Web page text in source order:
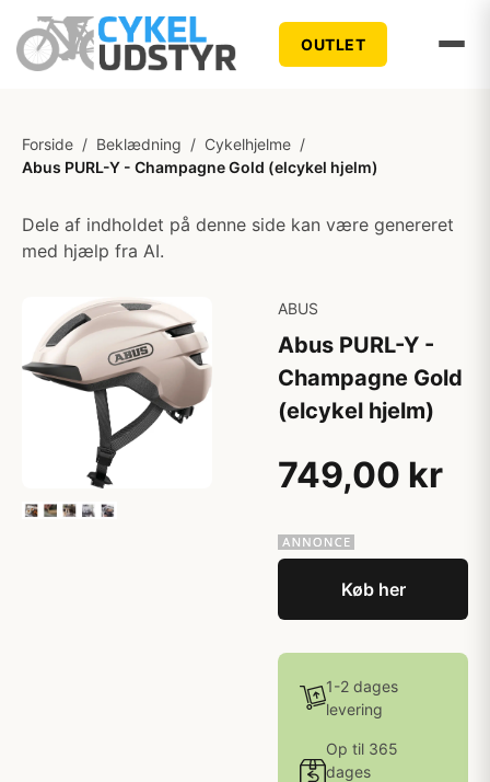
OUTLET
Forside / Beklædning / Cykelhjelme /
Abus PURL-Y - Champagne Gold (elcykel hjelm)
Dele af indholdet på denne side kan være genereret
med hjælp fra AI.
ABUS
Abus PURL-Y -
Champagne Gold
(elcykel hjelm)
749,00 kr
Køb her
1-2 dages
levering
Op til 365
dages